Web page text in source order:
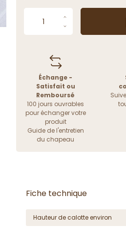
Échange -
Satisfait ou
Remboursé
100 jours ouvrables
pour échanger votre
produit
Guide de l'entretien
du chapeau
Fiche technique
Hauteur de calotte environ